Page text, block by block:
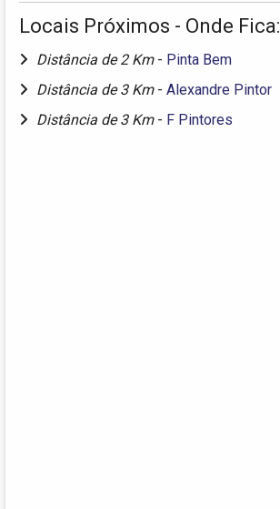
Locais Próximos - Onde Fica:
Distância de 2 Km - Pinta Bem
Distância de 3 Km - Alexandre Pintor
Distância de 3 Km - F Pintores